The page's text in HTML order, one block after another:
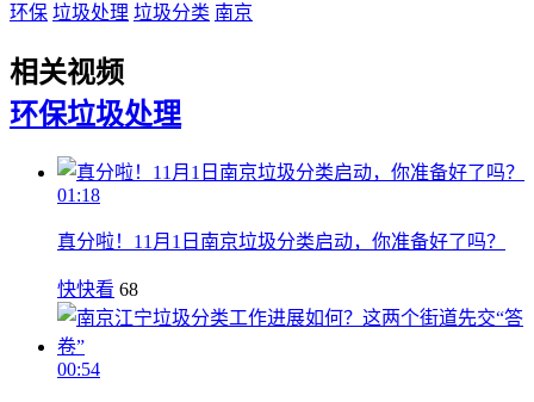
环保 垃圾处理 垃圾分类 南京
相关视频
环保垃圾处理
01:18
真分啦！11月1日南京垃圾分类启动，你准备好了吗？
快快看 68
00:54